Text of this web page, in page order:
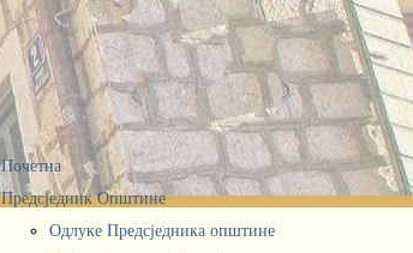
Почетна
Предсједник Општине
Одлуке Предсједника општине